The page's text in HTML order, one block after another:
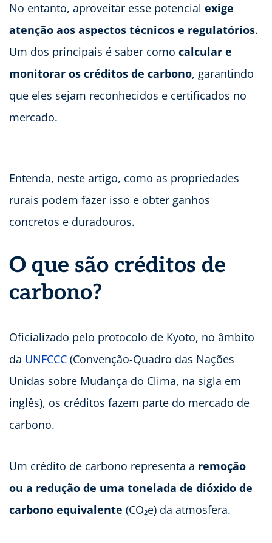
No entanto, aproveitar esse potencial exige
atenção aos aspectos técnicos e regulatórios.
Um dos principais é saber como calcular e
monitorar os créditos de carbono, garantindo
que eles sejam reconhecidos e certificados no
mercado.
Entenda, neste artigo, como as propriedades
rurais podem fazer isso e obter ganhos
concretos e duradouros.
O que são créditos de
carbono?
Oficializado pelo protocolo de Kyoto, no âmbito
da UNFCCC (Convenção-Quadro das Nações
Unidas sobre Mudança do Clima, na sigla em
inglês), os créditos fazem parte do mercado de
carbono.
Um crédito de carbono representa a remoção
ou a redução de uma tonelada de dióxido de
carbono equivalente (CO₂e) da atmosfera.